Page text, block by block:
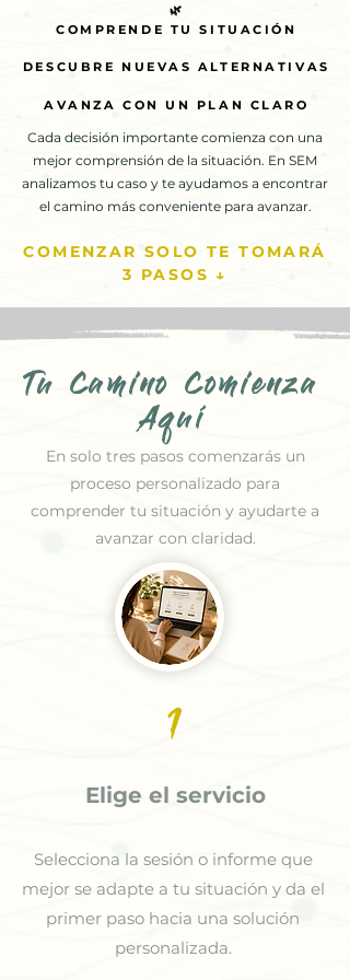
🌿
COMPRENDE TU SITUACIÓN
DESCUBRE NUEVAS ALTERNATIVAS
AVANZA CON UN PLAN CLARO
🌿
COMPRENDE TU SITUACIÓN
DESCUBRE NUEVAS ALTERNATIVAS
AVANZA CON UN PLAN CLARO
Cada decisión importante comienza con una
mejor comprensión de la situación. En SEM
analizamos tu caso y te ayudamos a encontrar
el camino más conveniente para avanzar.
COMENZAR SOLO TE TOMARÁ
3 PASOS ↓
Tu Camino Comienza
Aquí
En solo tres pasos comenzarás un
proceso personalizado para
comprender tu situación y ayudarte a
avanzar con claridad.
1
Elige el servicio
Selecciona la sesión o informe que
mejor se adapte a tu situación y da el
primer paso hacia una solución
personalizada.